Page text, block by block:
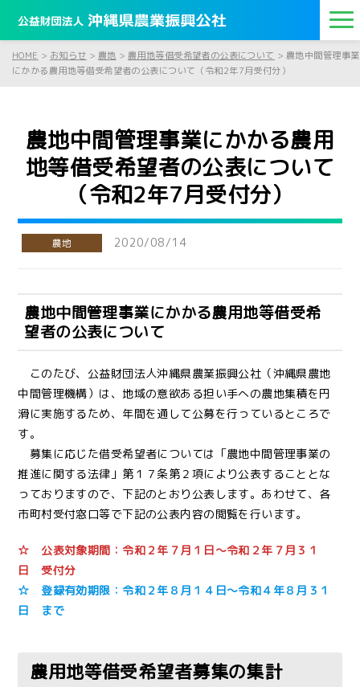
HOME > お知らせ > 農地 >農用地等借受希望者の公表について >農地中間管理事業
にかかる農用地等借受希望者の公表について（令和2年7月受付分）
農地中間管理事業にかかる農用
地等借受希望者の公表について
（令和2年7月受付分）
農地 2020/08/14
農地中間管理事業にかかる農用地等借受希
望者の公表について
このたび、公益財団法人沖縄県農業振興公社（沖縄県農地
中間管理機構）は、地域の意欲ある担い手への農地集積を円
滑に実施するため、年間を通して公募を行っているところで
す。
募集に応じた借受希望者については「農地中間管理事業の
推進に関する法律」第１７条第２項により公表することとな
っておりますので、下記のとおり公表します。あわせて、各
市町村受付窓口等で下記の公表内容の閲覧を行います。
☆ 公表対象期間：令和２年７月１日～令和２年７月３１
日 受付分
☆ 登録有効期限：令和２年８月１４日～令和４年８月３１
日 まで
農用地等借受希望者募集の集計